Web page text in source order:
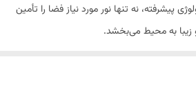
180 درجه
قابلیت تنظیم نور در سه حالت آفتابی، مهتابی و
پیشرفته، نه تنها نور مورد نیاز فضا را تأمین
زیبا به محیط می‌بخشد.